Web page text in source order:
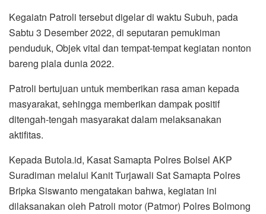
Kegaiatn Patroli tersebut digelar di waktu Subuh, pada
Sabtu 3 Desember 2022, di seputaran pemukiman
penduduk, Objek vital dan tempat-tempat kegiatan nonton
bareng piala dunia 2022.
Patroli bertujuan untuk memberikan rasa aman kepada
masyarakat, sehingga memberikan dampak positif
ditengah-tengah masyarakat dalam melaksanakan
aktifitas.
Kepada Butola.id, Kasat Samapta Polres Bolsel AKP
Suradiman melalui Kanit Turjawali Sat Samapta Polres
Bripka Siswanto mengatakan bahwa, kegiatan ini
dilaksanakan oleh Patroli motor (Patmor) Polres Bolmong